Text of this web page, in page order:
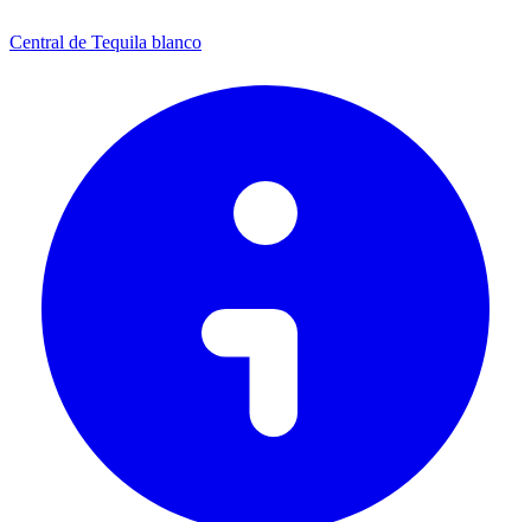
Central de Tequila blanco